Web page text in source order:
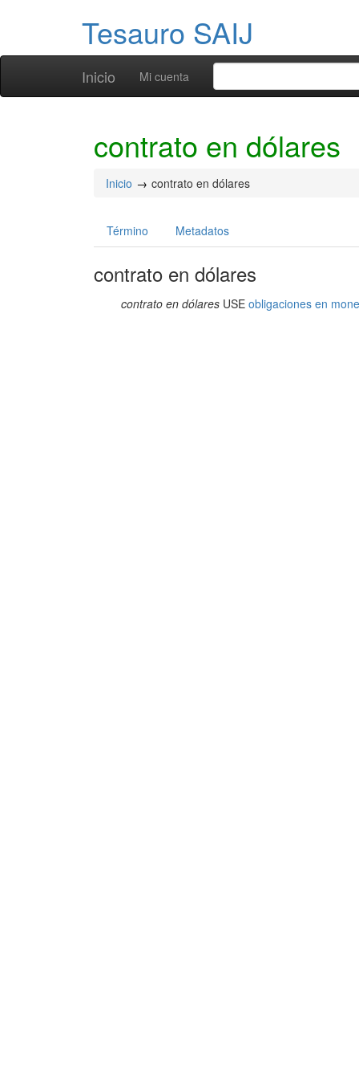
Tesauro SAIJ
Inicio Mi cuenta
contrato en dólares
Inicio contrato en dólares
Término Metadatos
contrato en dólares
contrato en dólares USEobligaciones en